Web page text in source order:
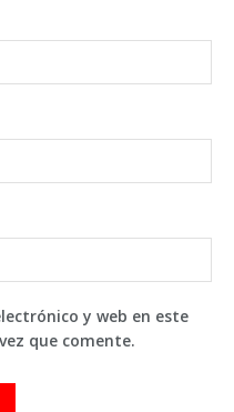
y web en este
que comente.